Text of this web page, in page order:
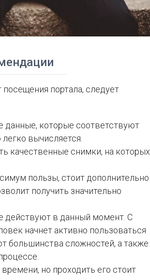
портала, следует
данные, которые соответствуют
вычисляется.
качественные снимки, на которых
пользы, стоит дополнительно
получить значительно
действуют в данный момент. С
начнет активно пользоваться
большинства сложностей, а также
но проходить его стоит